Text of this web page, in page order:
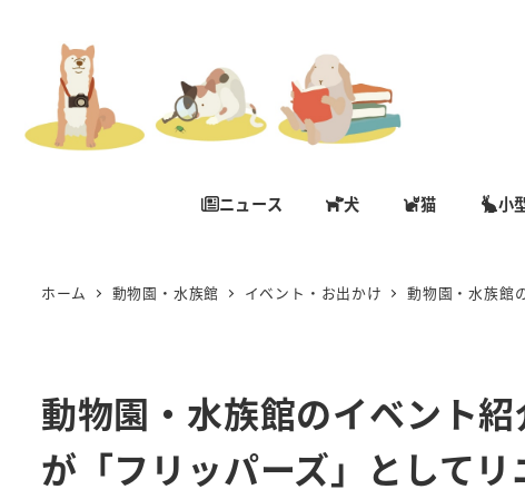
ニュース 犬 猫 小
ホーム 動物園・水族館 イベント・お出かけ 動物園・水族館
動物園・水族館のイベント紹
が「フリッパーズ」としてリ